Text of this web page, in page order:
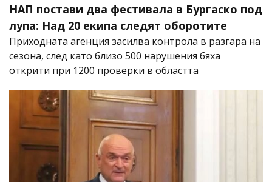
НАП постави два фестивала в Бургаско под
лупа: Над 20 екипа следят оборотите
Приходната агенция засилва контрола в разгара на
сезона, след като близо 500 нарушения бяха
открити при 1200 проверки в областта